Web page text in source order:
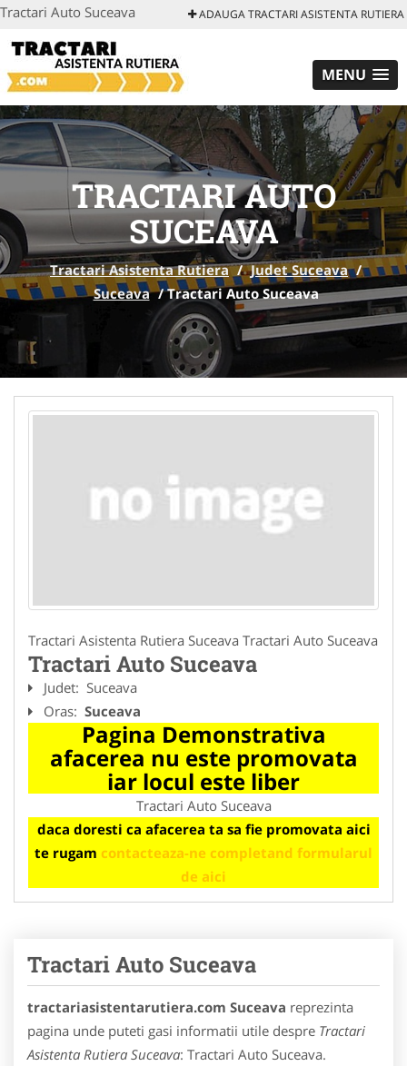
Tractari Auto Suceava ADAUGA TRACTARI ASISTENTA RUTIERA
MENU
TRACTARI AUTO
SUCEAVA
Tractari Asistenta Rutiera / Judet Suceava /
Suceava /Tractari Auto Suceava
Tractari Asistenta Rutiera Suceava Tractari Auto Suceava
Tractari Auto Suceava
Judet: Suceava
Oras: Suceava
Pagina Demonstrativa
afacerea nu este promovata
iar locul este liber
Tractari Auto Suceava
daca doresti ca afacerea ta sa fie promovata aici
te rugam contacteaza-ne completand formularul
de aici
Tractari Auto Suceava
tractariasistentarutiera.com Suceava reprezinta
pagina unde puteti gasi informatii utile despre Tractari
Asistenta Rutiera Suceava: Tractari Auto Suceava.